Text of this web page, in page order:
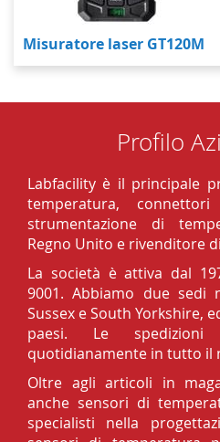
Misuratore laser GT120M
Profilo
Labfacility è il principale
temperatura,
strumentazione di
Regno Unito e rivenditore
La società è attiva dal
9001. Abbiamo due sedi
Sussex e South Yorkshire,
paesi. Le spedizioni
quotidianamente in tutto il
Oltre agli articoli in
anche sensori di
specialisti nella